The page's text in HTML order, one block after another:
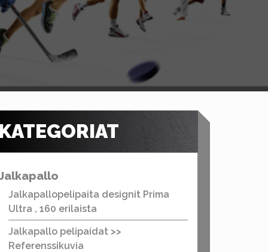
Jalkapallopelipaita designit Prima
Ultra , 160 erilaista
Jalkapallo pelipaidat >>
Referenssikuvia